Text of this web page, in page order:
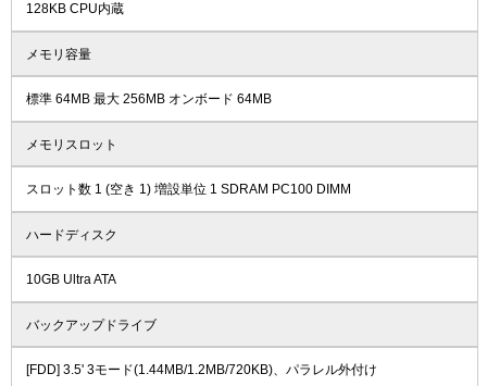
128KB CPU内蔵
メモリ容量
標準 64MB 最大 256MB オンボード 64MB
メモリスロット
スロット数 1 (空き 1) 増設単位 1 SDRAM PC100 DIMM
ハードディスク
10GB Ultra ATA
バックアップドライブ
[FDD] 3.5' 3モード(1.44MB/1.2MB/720KB)、パラレル外付け